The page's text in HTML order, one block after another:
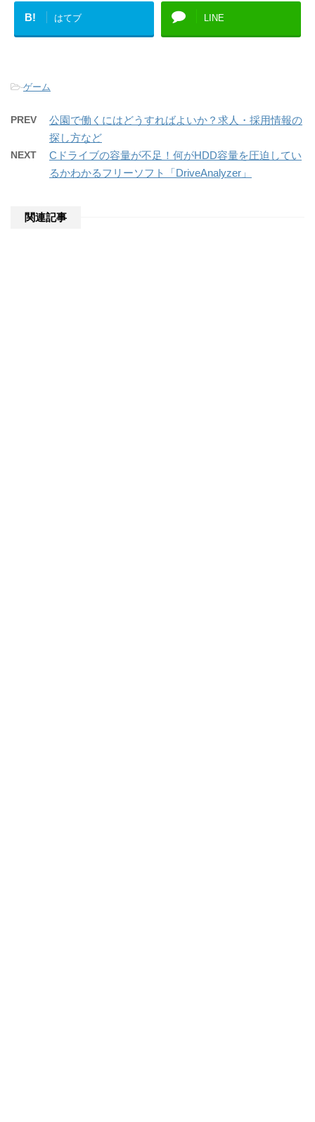
B! はてブ LINE
-ゲーム
PREV
公園で働くにはどうすればよいか？求人・採用情報の
探し方など
NEXT
Cドライブの容量が不足！何がHDD容量を圧迫してい
るかわかるフリーソフト「DriveAnalyzer」
関連記事